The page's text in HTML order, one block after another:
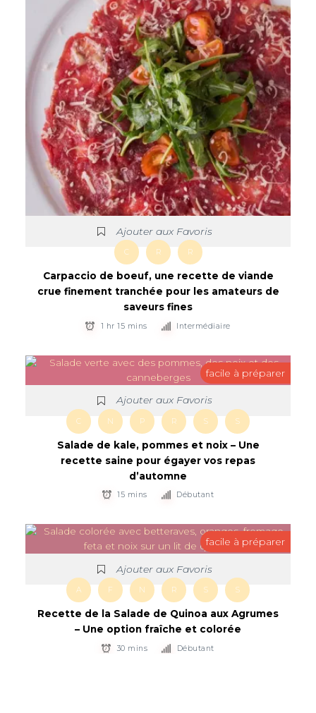
Ajouter aux Favoris
C R R
Carpaccio de boeuf, une recette de viande
crue finement tranchée pour les amateurs de
saveurs fines
1 hr 15 mins Intermédiaire
Ajouter aux Favoris
facile à préparer
C N P R S S
Salade de kale, pommes et noix – Une
recette saine pour égayer vos repas
d’automne
15 mins Débutant
Ajouter aux Favoris
facile à préparer
A F N R S S
Recette de la Salade de Quinoa aux Agrumes
– Une option fraîche et colorée
30 mins Débutant